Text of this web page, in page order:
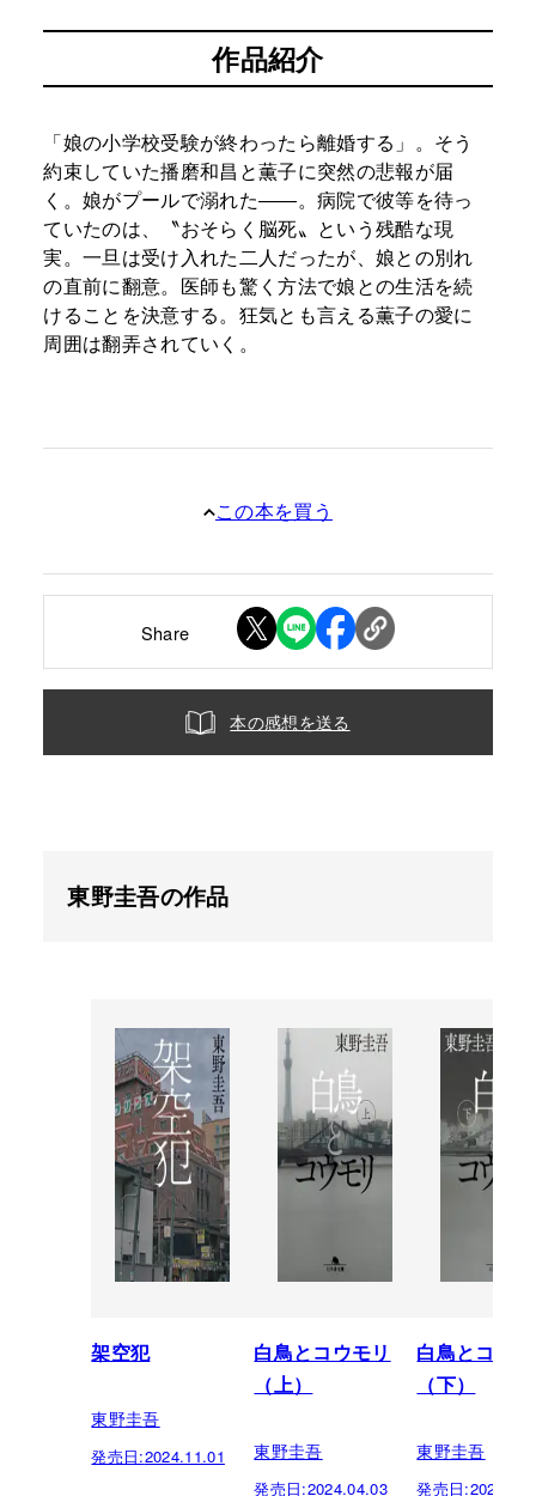
作品紹介
「娘の小学校受験が終わったら離婚する」。そう
約束していた播磨和昌と薫子に突然の悲報が届
く。娘がプールで溺れた――。病院で彼等を待っ
ていたのは、〝おそらく脳死〟という残酷な現
実。一旦は受け入れた二人だったが、娘との別れ
の直前に翻意。医師も驚く方法で娘との生活を続
けることを決意する。狂気とも言える薫子の愛に
周囲は翻弄されていく。
この本を買う
Share
本の感想を送る
東野圭吾の作品
架空犯
東野圭吾
発売日:2024.11.01
白鳥とコウモリ
（上）
東野圭吾
発売日:2024.04.03
白鳥とコウ
（下）
東野圭吾
発売日: